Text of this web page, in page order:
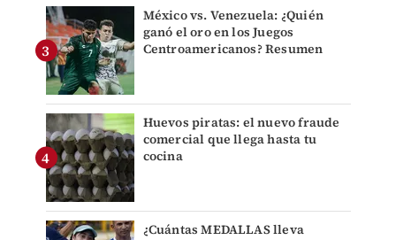
México vs. Venezuela: ¿Quién
ganó el oro en los Juegos
Centroamericanos? Resumen
Huevos piratas: el nuevo fraude
comercial que llega hasta tu
cocina
¿Cuántas MEDALLAS lleva